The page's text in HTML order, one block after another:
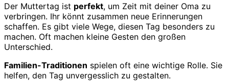
Der Muttertag ist perfekt, um Zeit mit deiner Oma zu
verbringen. Ihr könnt zusammen neue Erinnerungen
schaffen. Es gibt viele Wege, diesen Tag besonders zu
machen. Oft machen kleine Gesten den großen
Unterschied.
Familien-Traditionen spielen oft eine wichtige Rolle. Sie
helfen, den Tag unvergesslich zu gestalten.